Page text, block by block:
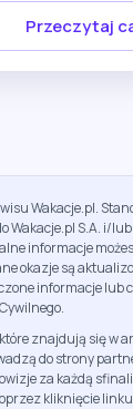
Przeczytaj
Wakacje.pl.
Wakacje.pl S.A. i/
informacje
okazje są
informacje lub
znajdują się w
do strony
za każdą
kliknięcie